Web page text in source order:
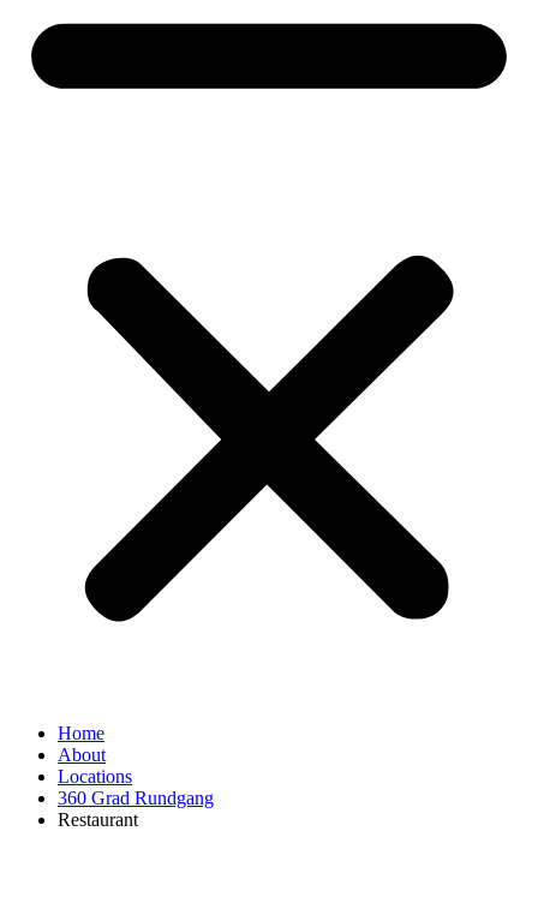
Home
About
Locations
360 Grad Rundgang
Restaurant